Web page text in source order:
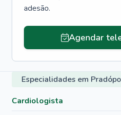
adesão.
Agendar
Especialidades em
Cardiologista